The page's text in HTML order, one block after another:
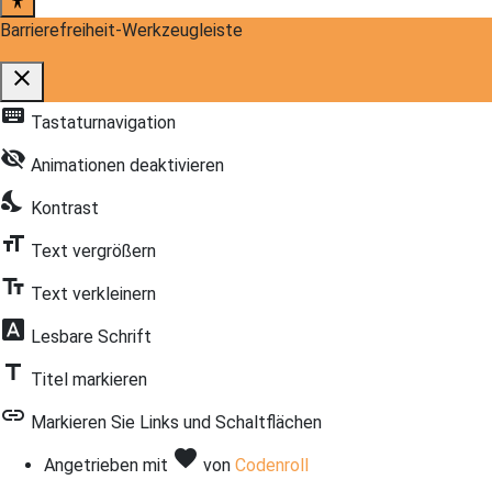
Barrierefreiheit-Werkzeugleiste
close
Schalten Sie die Sichtbarkeit der Eingabehilfen-
keyboard Tastaturnavigation
visibility_off Animationen deaktivieren
nights_stay Kontrast
format_size Text vergrößern
text_fields Text verkleinern
font_download Lesbare Schrift
title Titel markieren
link Markieren Sie Links und Schaltflächen
Angetrieben mit favorite Liebe
von Codenroll